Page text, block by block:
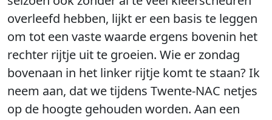
overleefd hebben, lijkt er een basis te leggen
om tot een vaste waarde ergens bovenin het
rechter rijtje uit te groeien. Wie er zondag
bovenaan in het linker rijtje komt te staan? Ik
neem aan, dat we tijdens Twente-NAC netjes
op de hoogte gehouden worden. Aan een